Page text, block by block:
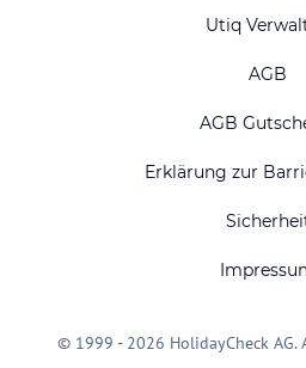
Utiq
AGB
AGB
Erklärung zur
© 1999 - 2026 HolidayCheck AG.